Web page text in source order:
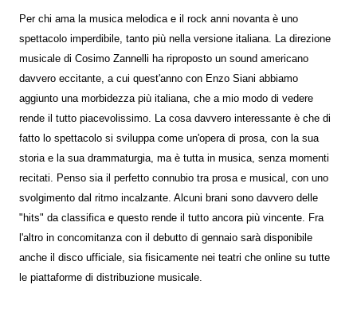
Per chi ama la musica melodica e il rock anni novanta è uno
spettacolo imperdibile, tanto più nella versione italiana. La direzione
musicale di Cosimo Zannelli ha riproposto un sound americano
davvero eccitante, a cui quest'anno con Enzo Siani abbiamo
aggiunto una morbidezza più italiana, che a mio modo di vedere
rende il tutto piacevolissimo. La cosa davvero interessante è che di
fatto lo spettacolo si sviluppa come un'opera di prosa, con la sua
storia e la sua drammaturgia, ma è tutta in musica, senza momenti
recitati. Penso sia il perfetto connubio tra prosa e musical, con uno
svolgimento dal ritmo incalzante. Alcuni brani sono davvero delle
"hits" da classifica e questo rende il tutto ancora più vincente. Fra
l'altro in concomitanza con il debutto di gennaio sarà disponibile
anche il disco ufficiale, sia fisicamente nei teatri che online su tutte
le piattaforme di distribuzione musicale.